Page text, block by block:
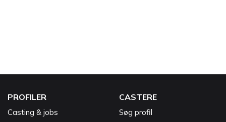
PROFILER
Casting & jobs
CASTERE
Søg profil